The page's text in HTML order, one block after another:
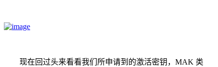
现在回过头来看看我们所申请到的激活密钥，MAK 类